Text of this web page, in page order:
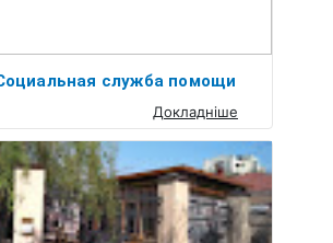
служба помощи
Докладніше